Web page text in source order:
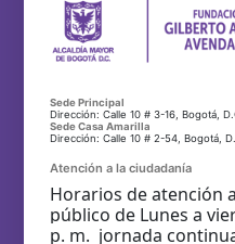
Sede Principal
Dirección: Calle 10 # 3-16, Bogotá,
Sede Casa Amarilla
Dirección: Calle 10 # 2-54, Bogotá,
Atención a la ciudadanía
Horarios de atención
público de Lunes a
p. m. jornada